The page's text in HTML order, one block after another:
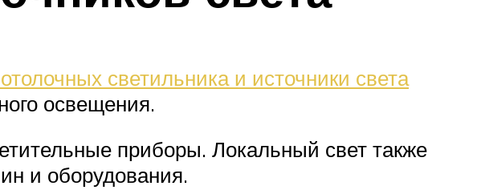
светильника и источники света
освещения.
приборы. Локальный свет также
и оборудования.